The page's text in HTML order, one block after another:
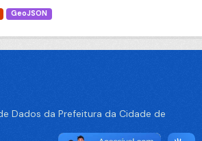
GeoJSON
Dados da Prefeitura da Cidade de